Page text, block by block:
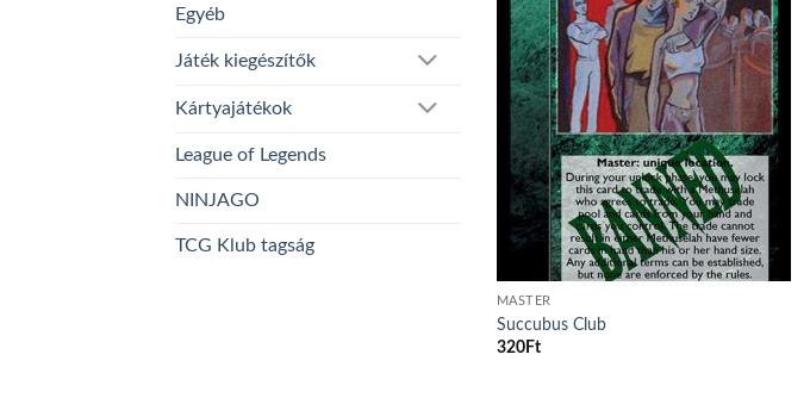
Egyéb
Játék kiegészítők
Kártyajátékok
League of Legends
NINJAGO
TCG Klub tagság
wishlist
MASTER
Succubus Club
320Ft